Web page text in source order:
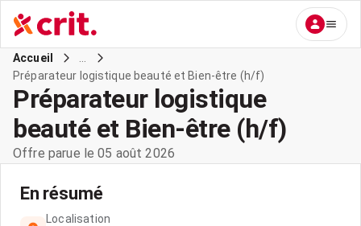
Accueil
Préparateur logistique beauté et Bien-être (h/f)
Préparateur logistique
beauté et Bien-être (h/f)
Offre parue le 05 août 2026
En résumé
Localisation